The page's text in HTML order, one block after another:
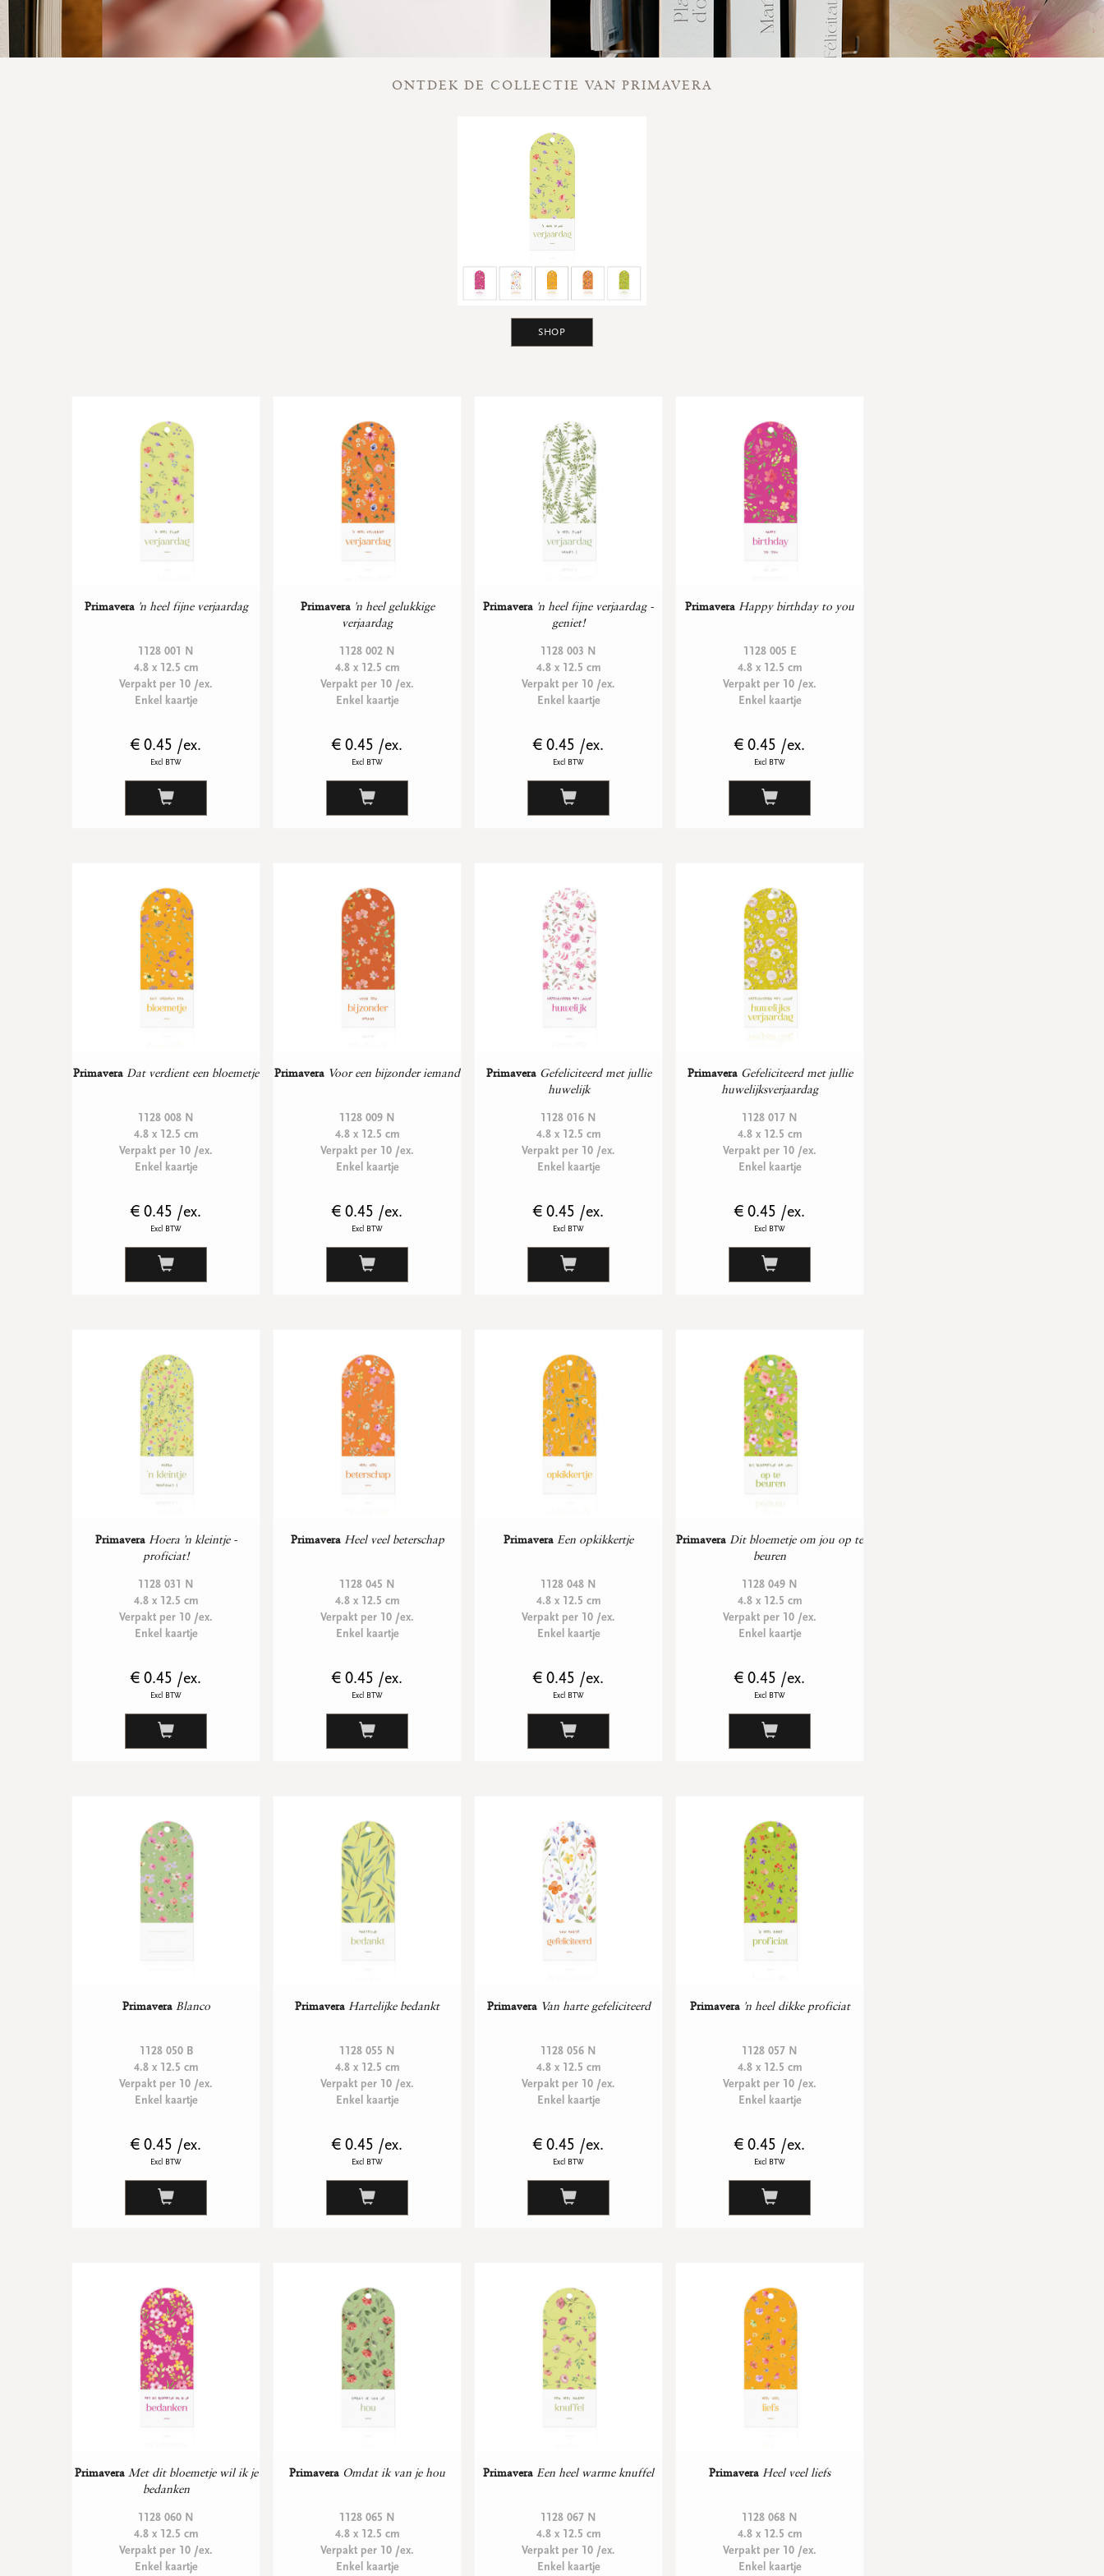
ONTDEK DE COLLECTIE VAN PRIMAVERA
SHOP
Primavera 'n heel fijne verjaardag
1128 001 N
4.8 x 12.5 cm
Verpakt per 10 /ex.
Enkel kaartje
€ 0.45 /ex.
Excl BTW
Primavera 'n heel gelukkige
verjaardag
1128 002 N
4.8 x 12.5 cm
Verpakt per 10 /ex.
Enkel kaartje
€ 0.45 /ex.
Excl BTW
Primavera 'n heel fijne verjaardag -
geniet!
1128 003 N
4.8 x 12.5 cm
Verpakt per 10 /ex.
Enkel kaartje
€ 0.45 /ex.
Excl BTW
Primavera Happy birthday to you
1128 005 E
4.8 x 12.5 cm
Verpakt per 10 /ex.
Enkel kaartje
€ 0.45 /ex.
Excl BTW
Primavera Dat verdient een bloemetje
1128 008 N
4.8 x 12.5 cm
Verpakt per 10 /ex.
Enkel kaartje
€ 0.45 /ex.
Excl BTW
Primavera Voor een bijzonder iemand
1128 009 N
4.8 x 12.5 cm
Verpakt per 10 /ex.
Enkel kaartje
€ 0.45 /ex.
Excl BTW
Primavera Gefeliciteerd met jullie
huwelijk
1128 016 N
4.8 x 12.5 cm
Verpakt per 10 /ex.
Enkel kaartje
€ 0.45 /ex.
Excl BTW
Primavera Gefeliciteerd met jullie
huwelijksverjaardag
1128 017 N
4.8 x 12.5 cm
Verpakt per 10 /ex.
Enkel kaartje
€ 0.45 /ex.
Excl BTW
Primavera Hoera 'n kleintje -
proficiat!
1128 031 N
4.8 x 12.5 cm
Verpakt per 10 /ex.
Enkel kaartje
€ 0.45 /ex.
Excl BTW
Primavera Heel veel beterschap
1128 045 N
4.8 x 12.5 cm
Verpakt per 10 /ex.
Enkel kaartje
€ 0.45 /ex.
Excl BTW
Primavera Een opkikkertje
1128 048 N
4.8 x 12.5 cm
Verpakt per 10 /ex.
Enkel kaartje
€ 0.45 /ex.
Excl BTW
Primavera Dit bloemetje om jou op te
beuren
1128 049 N
4.8 x 12.5 cm
Verpakt per 10 /ex.
Enkel kaartje
€ 0.45 /ex.
Excl BTW
Primavera Blanco
1128 050 B
4.8 x 12.5 cm
Verpakt per 10 /ex.
Enkel kaartje
€ 0.45 /ex.
Excl BTW
Primavera Hartelijke bedankt
1128 055 N
4.8 x 12.5 cm
Verpakt per 10 /ex.
Enkel kaartje
€ 0.45 /ex.
Excl BTW
Primavera Van harte gefeliciteerd
1128 056 N
4.8 x 12.5 cm
Verpakt per 10 /ex.
Enkel kaartje
€ 0.45 /ex.
Excl BTW
Primavera 'n heel dikke proficiat
1128 057 N
4.8 x 12.5 cm
Verpakt per 10 /ex.
Enkel kaartje
€ 0.45 /ex.
Excl BTW
Primavera Met dit bloemetje wil ik je
bedanken
1128 060 N
4.8 x 12.5 cm
Verpakt per 10 /ex.
Enkel kaartje
Primavera Omdat ik van je hou
1128 065 N
4.8 x 12.5 cm
Verpakt per 10 /ex.
Enkel kaartje
Primavera Een heel warme knuffel
1128 067 N
4.8 x 12.5 cm
Verpakt per 10 /ex.
Enkel kaartje
Primavera Heel veel liefs
1128 068 N
4.8 x 12.5 cm
Verpakt per 10 /ex.
Enkel kaartje